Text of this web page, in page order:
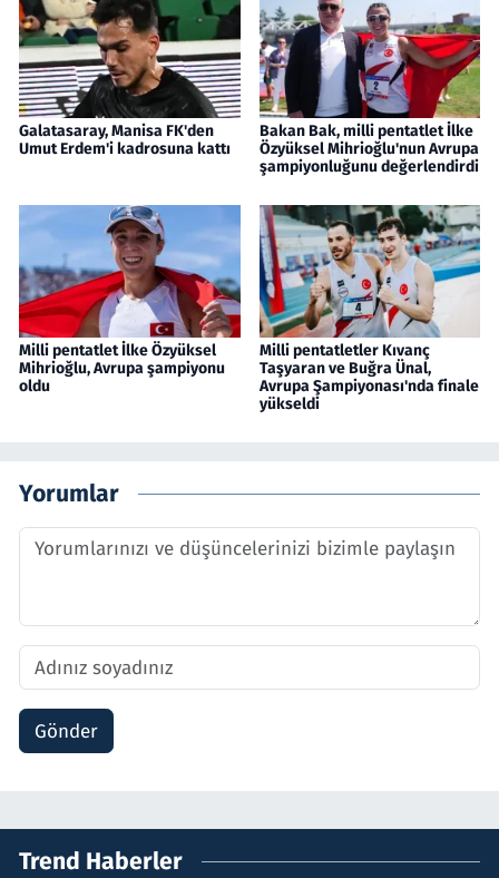
Galatasaray, Manisa FK'den
Umut Erdem'i kadrosuna kattı
Bakan Bak, milli pentatlet İlke
Özyüksel Mihrioğlu'nun Avrupa
şampiyonluğunu değerlendirdi
Milli pentatlet İlke Özyüksel
Mihrioğlu, Avrupa şampiyonu
oldu
Milli pentatletler Kıvanç
Taşyaran ve Buğra Ünal,
Avrupa Şampiyonası'nda finale
yükseldi
Yorumlar
Gönder
Trend Haberler